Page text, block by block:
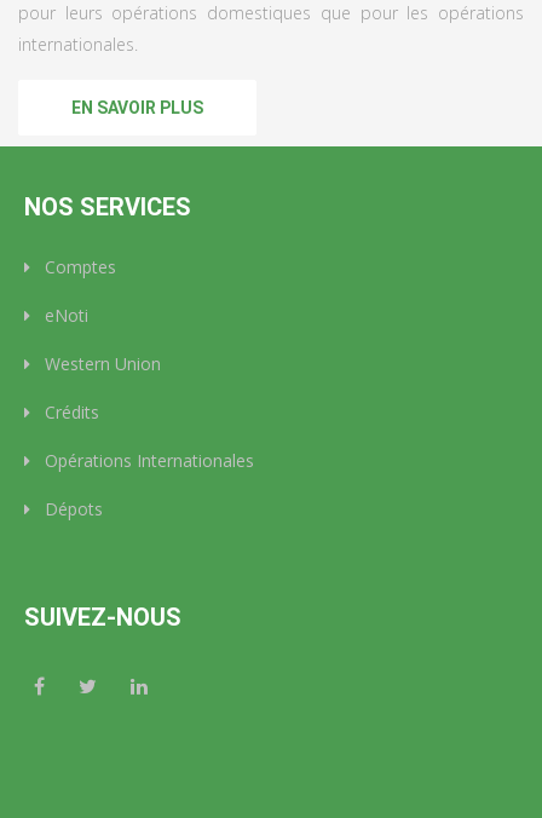
pour leurs opérations domestiques que pour les opérations
internationales.
EN SAVOIR PLUS
NOS SERVICES
Comptes
eNoti
Western Union
Crédits
Opérations Internationales
Dépots
SUIVEZ-NOUS